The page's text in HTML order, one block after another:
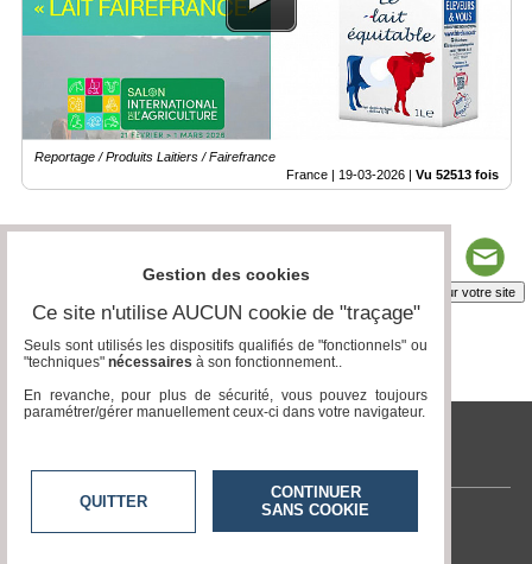
Reportage / Produits Laitiers / Fairefrance
France | 19-03-2026 | Vu 52513 fois
Insérez sur votre site
tvlocale.fr
Contactez-nous
Gestion des cookies
Ce site n'utilise AUCUN cookie de "traçage"
Seuls sont utilisés les dispositifs qualifiés de "fonctionnels" ou
"techniques" nécessaires à son fonctionnement..
En revanche, pour plus de sécurité, vous pouvez toujours
paramétrer/gérer manuellement ceux-ci dans votre navigateur.
QUITTER
CONTINUER
SANS COOKIE